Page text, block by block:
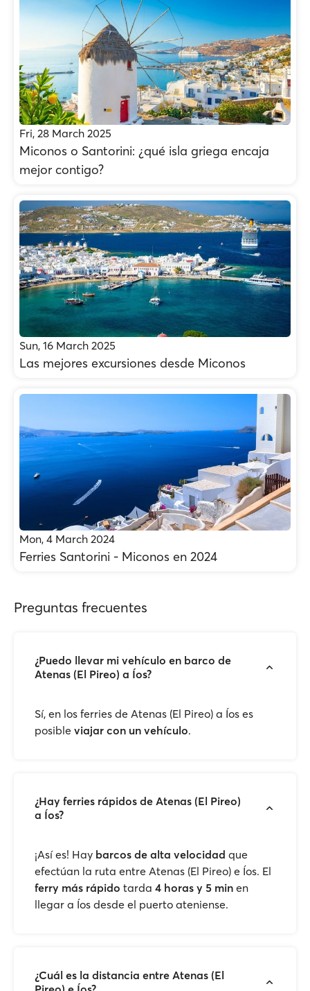
Fri, 28 March 2025
Miconos o Santorini: ¿qué isla griega encaja
mejor contigo?
Sun, 16 March 2025
Las mejores excursiones desde Miconos
Mon, 4 March 2024
Ferries Santorini - Miconos en 2024
Preguntas frecuentes
¿Puedo llevar mi vehículo en barco de
Atenas (El Pireo) a Íos?
Sí, en los ferries de Atenas (El Pireo) a Íos es
posible viajar con un vehículo.
¿Hay ferries rápidos de Atenas (El Pireo)
a Íos?
¡Así es! Hay barcos de alta velocidad que
efectúan la ruta entre Atenas (El Pireo) e Íos. El
ferry más rápido tarda 4 horas y 5 min en
llegar a Íos desde el puerto ateniense.
¿Cuál es la distancia entre Atenas (El